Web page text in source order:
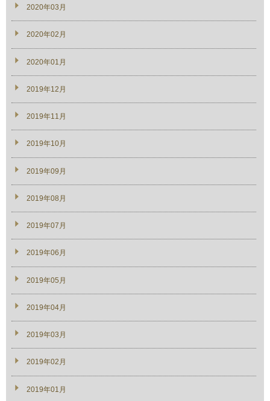
2020年03月
2020年02月
2020年01月
2019年12月
2019年11月
2019年10月
2019年09月
2019年08月
2019年07月
2019年06月
2019年05月
2019年04月
2019年03月
2019年02月
2019年01月